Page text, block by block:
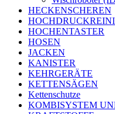
HECKENSCHEREN
HOCHENTASTER
HOSEN
JACKEN
KANISTER
KEHRGERÄTE
KETTENSÄGEN
Kettenschutze
KOMBISYSTEM